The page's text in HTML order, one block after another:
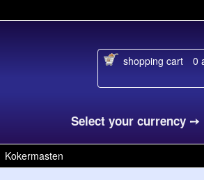
shopping cart 0
Select your currency ➙
Kokermasten